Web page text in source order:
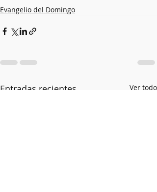
Evangelio del Domingo
Entradas recientes Ver todo